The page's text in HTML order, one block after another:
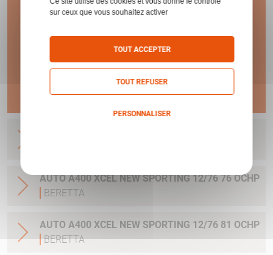
DE GARANTIE !
En savoir plus
AUTO A400 XCEL NEW SPORTING 12/76 76 OCHP
BERETTA
AUTO A400 XCEL NEW SPORTING 12/76 81 OCHP
BERETTA
sur ceux que vous souhaitez activer
TOUT ACCEPTER
TOUT REFUSER
PERSONNALISER